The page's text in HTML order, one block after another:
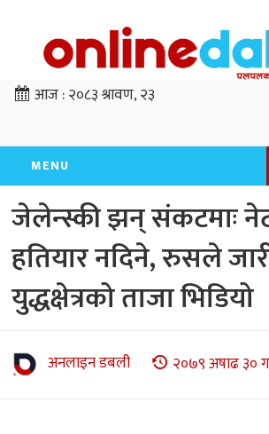
आज :२०८३ श्रावण, २३
MENU
जेलेन्स्की झन् संकटमाः
हतियार नदिने, रुसले
युद्धक्षेत्रको ताजा भिडियो
अनलाइन डबली २०७९ अषाढ ३०